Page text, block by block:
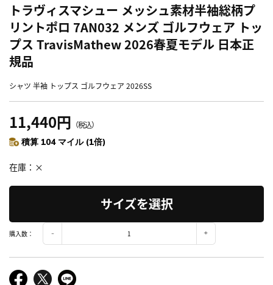
トラヴィスマシュー メッシュ素材半袖総柄プ
リントポロ 7AN032 メンズ ゴルフウェア トッ
プス TravisMathew 2026春夏モデル 日本正
規品
シャツ 半袖 トップス ゴルフウェア 2026SS
11,440円 （税込）
積算 104 マイル (1倍)
在庫 ×
サイズを選択
購入数：